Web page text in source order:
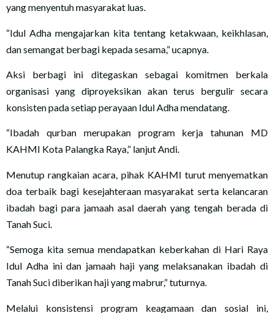
yang menyentuh masyarakat luas.
“Idul Adha mengajarkan kita tentang ketakwaan, keikhlasan,
dan semangat berbagi kepada sesama,” ucapnya.
Aksi berbagi ini ditegaskan sebagai komitmen berkala
organisasi yang diproyeksikan akan terus bergulir secara
konsisten pada setiap perayaan Idul Adha mendatang.
“Ibadah qurban merupakan program kerja tahunan MD
KAHMI Kota Palangka Raya,” lanjut Andi.
Menutup rangkaian acara, pihak KAHMI turut menyematkan
doa terbaik bagi kesejahteraan masyarakat serta kelancaran
ibadah bagi para jamaah asal daerah yang tengah berada di
Tanah Suci.
“Semoga kita semua mendapatkan keberkahan di Hari Raya
Idul Adha ini dan jamaah haji yang melaksanakan ibadah di
Tanah Suci diberikan haji yang mabrur,” tuturnya.
Melalui konsistensi program keagamaan dan sosial ini,